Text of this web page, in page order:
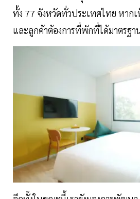
ทั้ง 77 จังหวัดทั่วประเทศไทย หาก
และลูกค้าต้องการที่พักที่ได้มาตรฐา